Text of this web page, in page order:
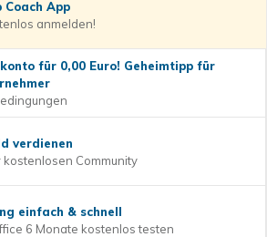
App
anmelden!
für 0,00 Euro! Geheimtipp für
verdienen
kostenlosen Community
einfach & schnell
6 Monate kostenlos testen